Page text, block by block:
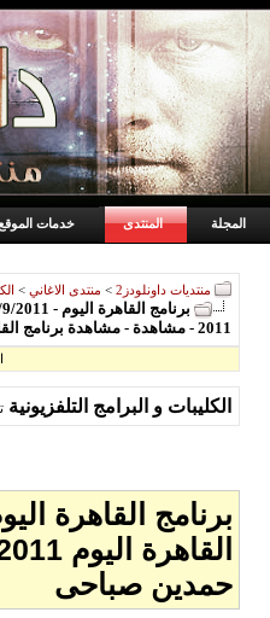
المجلة المنتدى خدمات الموقع
منتديات داونلودز2 > منتدى الاغاني >
2011 - مشاهدة - مشاهدة برنامج القاهرة اليوم - حمدين صباحى
الكليبات و البرامج التلفزيونية
حمدين صباحى